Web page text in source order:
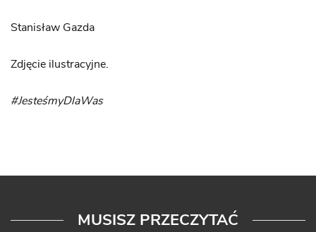
Stanisław Gazda
Zdjęcie ilustracyjne.
#JesteśmyDlaWas
MUSISZ PRZECZYTAĆ